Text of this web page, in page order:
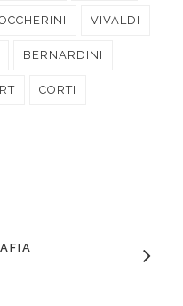
VIVALDI
BERNARDINI
CORTI